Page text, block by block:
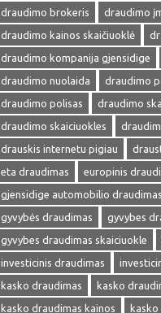
draudimo brokeris
draudimo
draudimo kainos skaičiuoklė
draudimo kompanija gjensidige
draudimo nuolaida
draudimo
draudimo polisas
draudimo
draudimo skaiciuokles
drauskis internetu pigiau
eta draudimas
europinis
gjensidige automobilio draudimas
gyvybės draudimas
gyvybes
gyvybes draudimas skaiciuokle
investicinis draudimas
kasko draudimas
kasko
kasko draudimas kainos